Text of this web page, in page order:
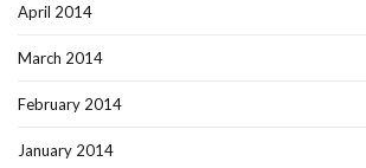
April 2014
March 2014
February 2014
January 2014